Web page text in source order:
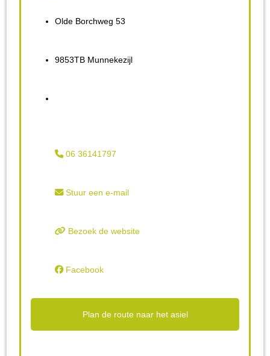
Olde Borchweg 53
9853TB Munnekezijl
06 36141797
Stuur een e-mail
Bezoek de website
Facebook
Plan de route naar het asiel